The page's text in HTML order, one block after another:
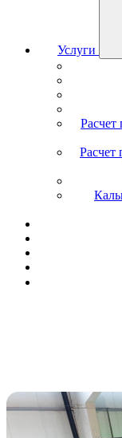
Услуги
Расчет
Расчет